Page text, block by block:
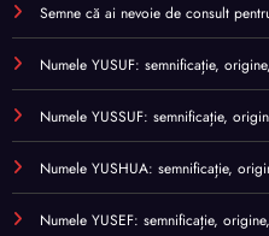
Semne că ai nevoie de consult
Numele YUSUF: semnificație,
Numele YUSSUF: semnificație,
Numele YUSHUA: semnificație,
Numele YUSEF: semnificație,